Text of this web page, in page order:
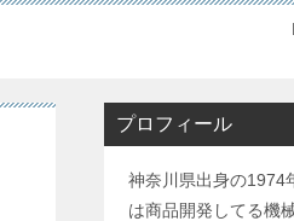
プロフィール
神奈川県出身の1974
は商品開発してる機